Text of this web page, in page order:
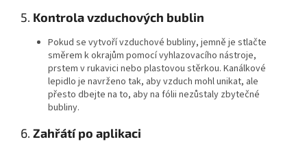
5. Kontrola vzduchových bublin
Pokud se vytvoří vzduchové bubliny, jemně je stlačte
směrem k okrajům pomocí vyhlazovacího nástroje,
prstem v rukavici nebo plastovou stěrkou. Kanálkové
lepidlo je navrženo tak, aby vzduch mohl unikat, ale
přesto dbejte na to, aby na fólii nezůstaly zbytečné
bubliny.
6. Zahřátí po aplikaci